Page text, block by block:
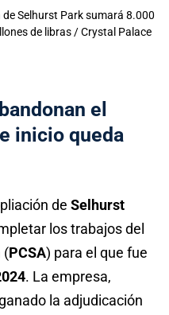
de Selhurst Park sumará 8.000
de libras / Crystal Palace
el
inicio queda
de Selhurst
los trabajos del
(PCSA) para el que fue
. La empresa,
la adjudicación